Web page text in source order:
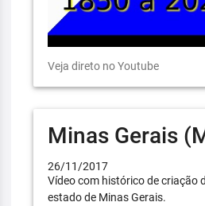
Veja direto no Youtube
Minas Gerais
26/11/2017
Vídeo com histórico de criação
estado de Minas Gerais.